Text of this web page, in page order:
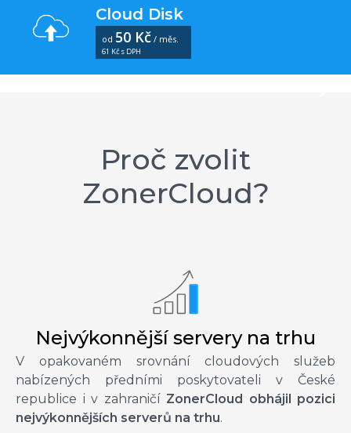
Cloud Disk
od 50 Kč / měs.
61 Kč s DPH
Proč zvolit
ZonerCloud?
Nejvýkonnější servery na trhu
V opakovaném srovnání cloudových služeb
nabízených předními poskytovateli v České
republice i v zahraničí ZonerCloud obhájil pozici
nejvýkonnějších serverů na trhu.